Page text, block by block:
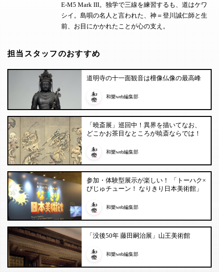
E-M5 Mark III。独学で三線を練習するも、道はケワ
シイ。島唄の名人と言われた、神＝登川誠仁師と生
前、お目にかかれたことが心の支え。
担当スタッフのおすすめ
道明寺の十一面観音は檀像仏像の最高峰
和樂web編集部
「曉斎展」巡回中！異界を描いてなお、
どこかお茶目なところが暁斎ならでは！
和樂web編集部
参加・体験型展示が楽しい！ 「トーハク×
びじゅチューン！ なりきり日本美術館」
和樂web編集部
「没後50年 藤田嗣治展」山王美術館
和樂web編集部